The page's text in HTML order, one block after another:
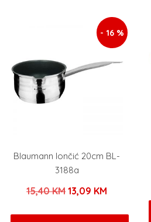
- 16 %
Blaumann lončić 20cm BL-
3188a
15,40KMIzvorna
13,09 KM